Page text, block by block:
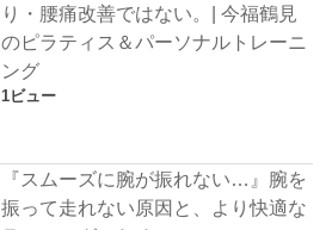
り・腰痛改善ではない。| 今福鶴見
のピラティス＆パーソナルトレーニ
ング
1ビュー
『スムーズに腕が振れない…』腕を
振って走れない原因と、より快適な